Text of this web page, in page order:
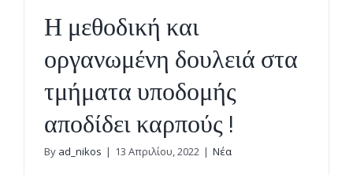
Η μεθοδική και
οργανωμένη δουλειά στα
τμήματα υποδομής
αποδίδει καρπούς !
By ad_nikos | 13 Απριλίου, 2022 | Νέα